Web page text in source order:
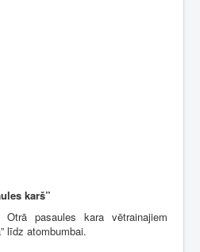
karš”
pasaules kara vētrainajiem
līdz atombumbai.